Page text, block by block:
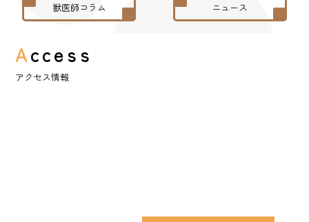
獣医師コラム ニュース
Access
アクセス情報